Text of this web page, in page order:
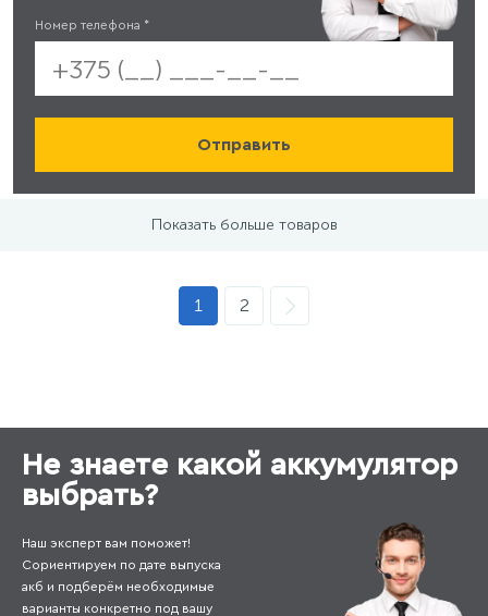
Номер телефона *
Показать больше товаров
1 2
Не знаете какой аккумулятор
выбрать?
Наш эксперт вам поможет!
Сориентируем по дате выпуска
акб и подберём необходимые
варианты конкретно под вашу